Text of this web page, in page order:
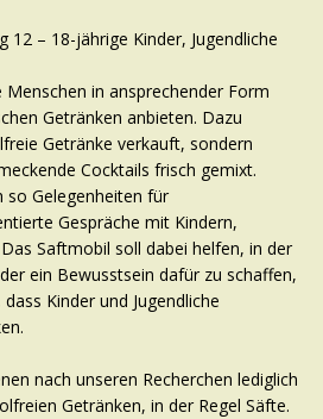
12 – 18-jährige Kinder, Jugendliche
in ansprechender Form
Getränken anbieten. Dazu
Getränke verkauft, sondern
Cocktails frisch gemixt.
so Gelegenheiten für
Gespräche mit Kindern,
Saftmobil soll dabei helfen, in der
ein Bewusstsein dafür zu schaffen,
Kinder und Jugendliche
nach unseren Recherchen lediglich
Getränken, in der Regel Säfte.